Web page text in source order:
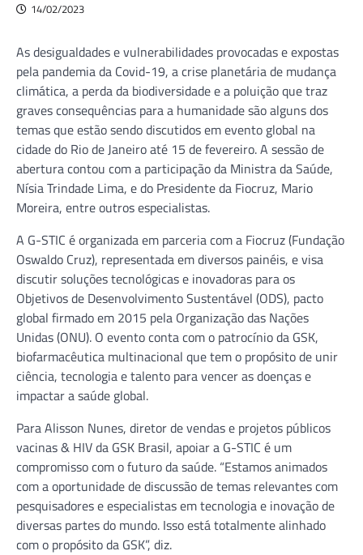
14/02/2023
As desigualdades e vulnerabilidades provocadas e expostas
pela pandemia da Covid-19, a crise planetária de mudança
climática, a perda da biodiversidade e a poluição que traz
graves consequências para a humanidade são alguns dos
temas que estão sendo discutidos em evento global na
cidade do Rio de Janeiro até 15 de fevereiro. A sessão de
abertura contou com a participação da Ministra da Saúde,
Nísia Trindade Lima, e do Presidente da Fiocruz, Mario
Moreira, entre outros especialistas.
A G-STIC é organizada em parceria com a Fiocruz (Fundação
Oswaldo Cruz), representada em diversos painéis, e visa
discutir soluções tecnológicas e inovadoras para os
Objetivos de Desenvolvimento Sustentável (ODS), pacto
global firmado em 2015 pela Organização das Nações
Unidas (ONU). O evento conta com o patrocínio da GSK,
biofarmacêutica multinacional que tem o propósito de unir
ciência, tecnologia e talento para vencer as doenças e
impactar a saúde global.
Para Alisson Nunes, diretor de vendas e projetos públicos
vacinas & HIV da GSK Brasil, apoiar a G-STIC é um
compromisso com o futuro da saúde. “Estamos animados
com a oportunidade de discussão de temas relevantes com
pesquisadores e especialistas em tecnologia e inovação de
diversas partes do mundo. Isso está totalmente alinhado
com o propósito da GSK”, diz.